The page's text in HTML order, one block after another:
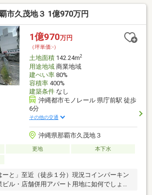
7分・2.7km）＼LINE公式アカウントですぐ
／ID「＠htl5823k」で検索！
市久茂地３ 1億970万円
1億970万円
（坪単価:-）
土地面積142.24m2
用途地域商業地域
建ぺい率80%
容積率400%
建築条件なし
沖縄都市モノレール 県庁前駅 徒歩
6分
その他の交通
沖縄県那覇市久茂地３
更地
本下水
と」至近（徒歩１分）現況コインパーキン
ル・店舗併用アパート用地に如何でしょう